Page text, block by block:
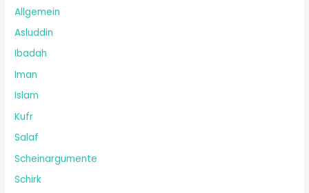
Allgemein
Asluddin
Ibadah
Iman
Islam
Kufr
Salaf
Scheinargumente
Schirk